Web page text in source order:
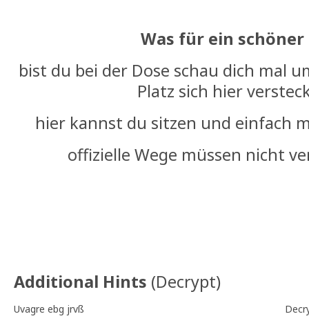
Was für ein schöner
bist du bei der Dose schau dich mal
Platz sich hier
hier kannst du sitzen und einfach
offizielle Wege müssen nicht
Additional Hints (Decrypt)
Uvagre ebg jrvß